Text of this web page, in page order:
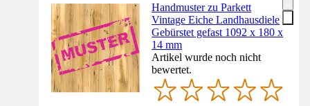
Handmuster zu Parkett
Vintage Eiche Landhausdiele
Gebürstet gefast 1092 x 180 x
14 mm
Artikel wurde noch nicht
bewertet.